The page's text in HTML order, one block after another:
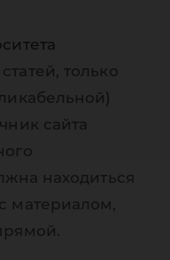
только
сайта
находиться
материалом,